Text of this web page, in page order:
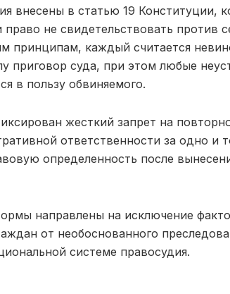
внесены в статью 19 Конституции,
не свидетельствовать против
принципам, каждый считается
приговор суда, при этом любые
в пользу обвиняемого.
жесткий запрет на
ответственности за одно и
определенность после
направлены на исключение
от необоснованного
системе правосудия.